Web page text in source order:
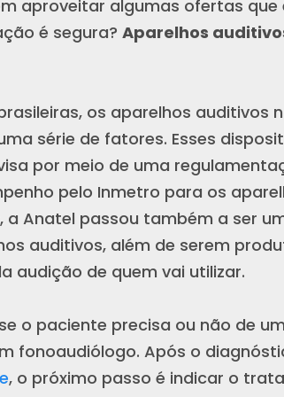
aproveitar algumas ofertas
é segura? Aparelhos
os aparelhos auditivos
série de fatores. Esses
por meio de uma
pelo Inmetro para os
a Anatel passou também a ser
auditivos, além de serem
audição de quem vai utilizar.
o paciente precisa ou não de
fonoaudiólogo. Após o
, o próximo passo é indicar o